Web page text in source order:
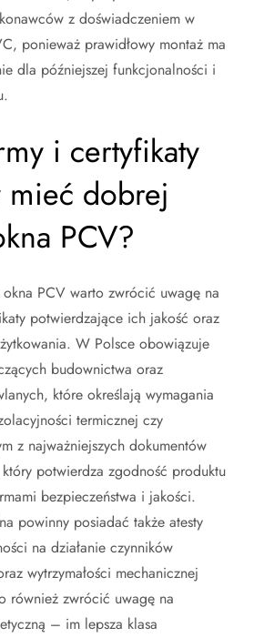
z doświadczeniem w
ponieważ prawidłowy montaż ma
dla późniejszej funkcjonalności i
i certyfikaty
mieć dobrej
PCV?
PCV warto zwrócić uwagę na
potwierdzające ich jakość oraz
W Polsce obowiązuje
budownictwa oraz
które określają wymagania
termicznej czy
z najważniejszych dokumentów
potwierdza zgodność produktu
bezpieczeństwa i jakości.
powinny posiadać także atesty
na działanie czynników
wytrzymałości mechanicznej
również zwrócić uwagę na
– im lepsza klasa